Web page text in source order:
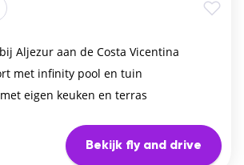
Aljezur aan de Costa Vicentina
met infinity pool en tuin
eigen keuken en terras
Bekijk fly and drive